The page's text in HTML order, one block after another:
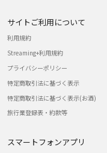
サイトご利用について
利用規約
Streaming+利用規約
プライバシーポリシー
特定商取引法に基づく表示
特定商取引法に基づく表示(お酒)
旅行業登録表・約款等
スマートフォンアプリ